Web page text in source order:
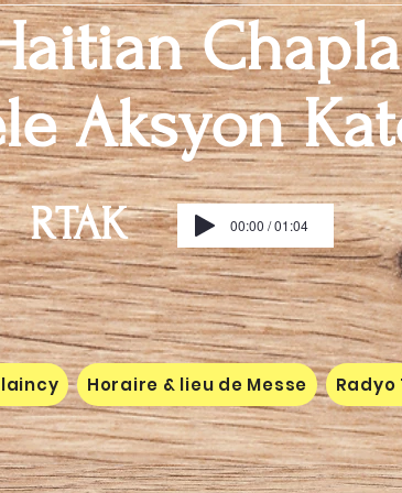
Aksyon
RTAK 00:00 / 01:04
Horaire & lieu de Messe Radyo